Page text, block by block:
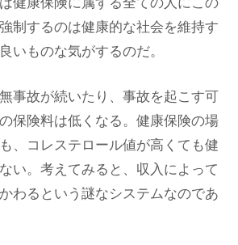
制するのは健康的な社会を維持す
いものな気がするのだ。
事故が続いたり、事故を起こす可
保険料は低くなる。健康保険の場
、コレステロール値が高くても健
い。考えてみると、収入によって
わるという謎なシステムなのであ